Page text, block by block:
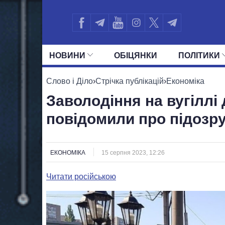
НОВИНИ ОБIЦЯНКИ ПОЛIТИКИ
УСІ ПОЛІТИКИ ПРЕЗИДЕНТ І ОФІС
Слово і Діло›Стрічка публікацій›Економіка
Заволодіння на
повідомили про
ЕКОНОМІКА 15 серпня 2023, 12:26
Читати російською